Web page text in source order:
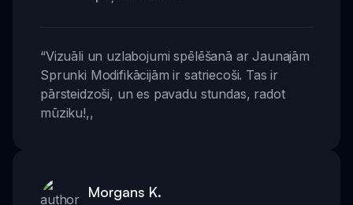
“Vizuāli un uzlabojumi spēlēšanā ar Jaunajām
Sprunki Modifikācijām ir satriecoši. Tas ir
pārsteidzoši, un es pavadu stundas, radot
mūziku!,,
Morgans K.